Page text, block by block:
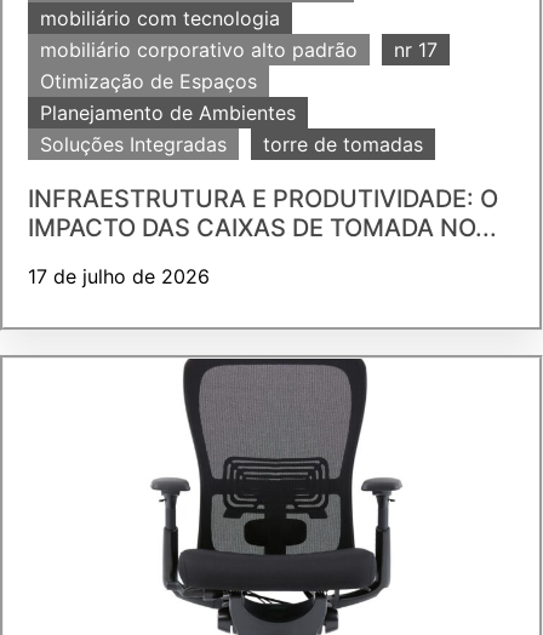
mobiliário com tecnologia
mobiliário corporativo alto padrão
nr 17
Otimização de Espaços
Planejamento de Ambientes
Soluções Integradas
torre de tomadas
INFRAESTRUTURA E PRODUTIVIDADE: O
IMPACTO DAS CAIXAS DE TOMADA NO...
17 de julho de 2026